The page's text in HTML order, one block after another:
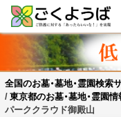
Skip
content
全国のお墓・墓地・霊園
ご供養をもっと身近に
全国のお墓・墓地・霊園検索
/東京都のお墓・墓地・霊園情
パーククラウド御殿山